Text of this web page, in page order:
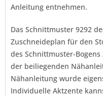
Anleitung entnehmen.
Das Schnittmuster 9292
Zuschneideplan für den
des Schnittmuster-
der beiliegenden
Nähanleitung wurde
Individuelle Aktzente